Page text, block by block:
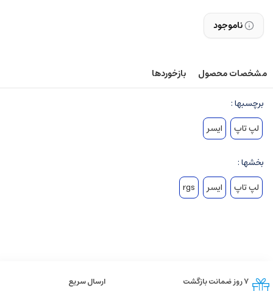
ناموجود
مشخصات محصول بازخوردها
برچسبها :
لپ تاپ
ایسر
بخشها :
لپ تاپ
ایسر rgs
۷ روز ضمانت بازگشت
ارسال سریع